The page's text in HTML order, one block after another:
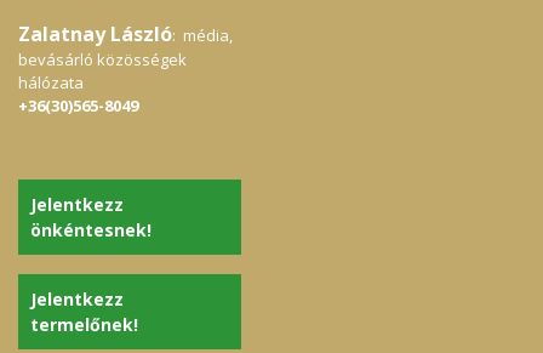
Zalatnay László: média,
bevásárló közösségek
hálózata
+36(30)565-8049
Jelentkezz
önkéntesnek!
Jelentkezz
termelőnek!